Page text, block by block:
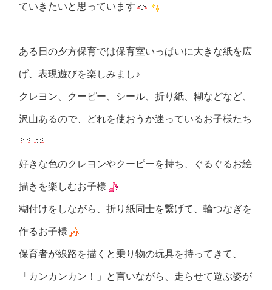
ていきたいと思っています
ある日の夕方保育では保育室いっぱいに大きな紙を広
げ、表現遊びを楽しみまし♪
クレヨン、クーピー、シール、折り紙、糊などなど、
沢山あるので、どれを使おうか迷っているお子様たち
好きな色のクレヨンやクーピーを持ち、ぐるぐるお絵
描きを楽しむお子様
糊付けをしながら、折り紙同士を繋げて、輪つなぎを
作るお子様
保育者が線路を描くと乗り物の玩具を持ってきて、
「カンカンカン！」と言いながら、走らせて遊ぶ姿が